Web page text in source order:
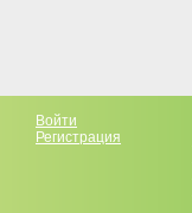
Войти
Регистрация